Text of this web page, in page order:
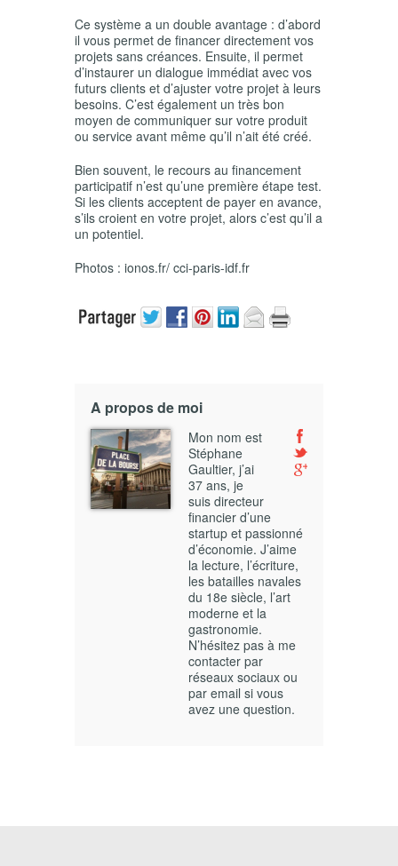
Ce système a un double avantage : d’abord
il vous permet de financer directement vos
projets sans créances. Ensuite, il permet
d’instaurer un dialogue immédiat avec vos
futurs clients et d’ajuster votre projet à leurs
besoins. C’est également un très bon
moyen de communiquer sur votre produit
ou service avant même qu’il n’ait été créé.
Bien souvent, le recours au financement
participatif n’est qu’une première étape test.
Si les clients acceptent de payer en avance,
s’ils croient en votre projet, alors c’est qu’il a
un potentiel.
Photos : ionos.fr/ cci-paris-idf.fr
A propos de moi
Mon nom est
Stéphane
Gaultier, j’ai
37 ans, je
suis directeur
financier d’une
startup et passionné
d’économie. J’aime
la lecture, l’écriture,
les batailles navales
du 18e siècle, l’art
moderne et la
gastronomie.
N’hésitez pas à me
contacter par
réseaux sociaux ou
par email si vous
avez une question.